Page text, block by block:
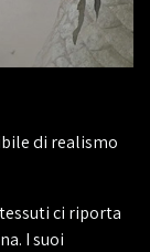
di realismo
ci riporta
I suoi